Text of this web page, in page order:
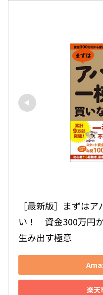
［最新版］まずは
い！　資金300万円
生み出す極意
楽天